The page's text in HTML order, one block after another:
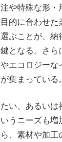
や特殊な形・
的に合わせた
ぶことが、
となる。さ
エコロジーな
集まっている。
い、あるいは
うニーズも増
、素材や加